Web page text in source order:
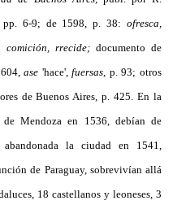
6-9; de 1598, p. 38: ofresca,
comición, rrecide; documento de
ase 'hace',fuersas, p. 93; otros
de Buenos Aires, p. 425. En la
Mendoza en 1536, debían de
la ciudad en 1541,
de Paraguay, sobrevivían allá
18 cas­tellanos y leoneses, 3